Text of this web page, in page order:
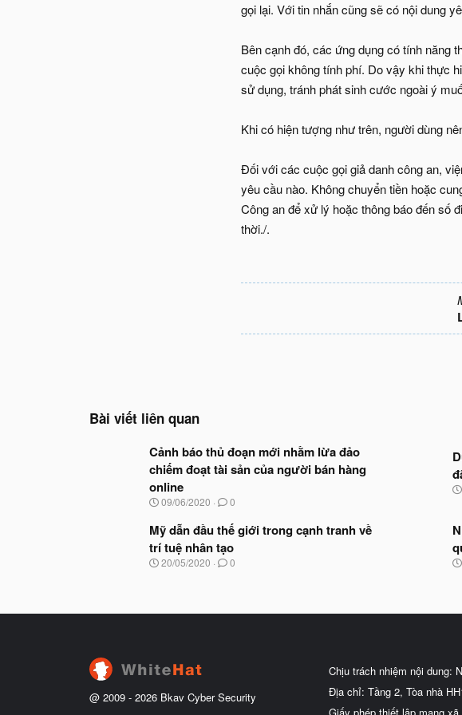
gọi lại. Với tin nhắn cũng sẽ có nội dung
Bên cạnh đó, các ứng dụng có tính năng
cuộc gọi không tính phí. Do vậy khi thực
sử dụng, tránh phát sinh cước ngoài ý
Khi có hiện tượng như trên, người dùng
Đối với các cuộc gọi giả danh công an,
yêu cầu nào. Không chuyển tiền hoặc
Công an để xử lý hoặc thông báo đến số
thời./.
Bài viết liên quan
Cảnh báo thủ đoạn mới nhằm lừa đảo
chiếm đoạt tài sản của người bán hàng
online
N
à
y
b
ắ
u
09/06/2020 0
Mỹ dẫn đầu thế giới trong cạnh tranh về
trí tuệ nhân tạo
N
b
ầ
u
20/05/2020 0
@ 2009 - 2026 Bkav Cyber Security
Chịu trách nhiệm nội dung:
Địa chỉ: Tầng 2, Tòa nhà